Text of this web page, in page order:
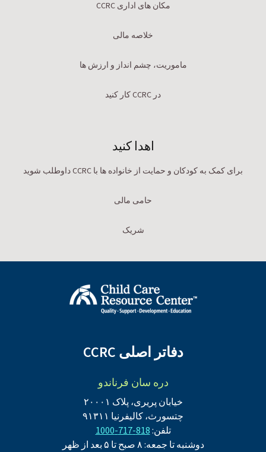
مکان های اداری CCRC
خلاصه مالی
ماموریت، چشم انداز و ارزش ها
در CCRC کار کنید
اهدا کنید
برای کمک به کودکان و حمایت از خانواده ها با CCRC داوطلب شوید
حامی مالی
شریک
دفاتر اصلی CCRC
دره سان فرناندو
خیابان پریری، پلاک ۲۰۰۰۱
چتسورث، کالیفرنیا ۹۱۳۱۱
تلفن:818-717-1000
دوشنبه تا جمعه: ۸ صبح تا ۵ بعد از ظهر